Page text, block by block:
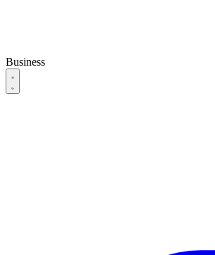
Business